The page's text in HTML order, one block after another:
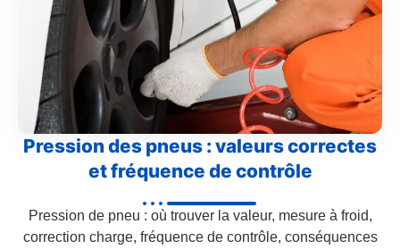
Pression des pneus : valeurs correctes
et fréquence de contrôle
Pression de pneu : où trouver la valeur, mesure à froid,
correction charge, fréquence de contrôle, conséquences